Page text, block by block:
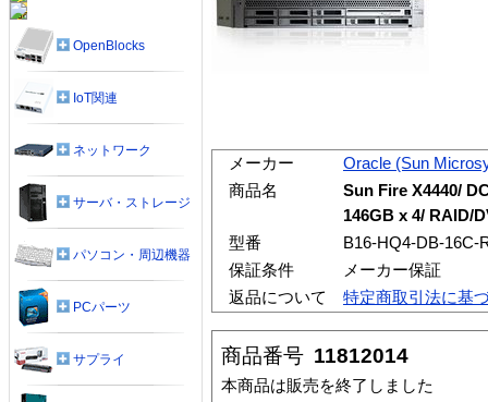
メーカー
Oracle (Sun
商品名
Sun Fire X4440/
146GB x 4/ RAID/
型番
B16-HQ4-DB-16C-
保証条件
メーカー保証
返品について
特定商取引法に基
商品番号 11812014
本商品は販売を終了しました
OpenBlocks
IoT関連
ネットワーク
サーバ・ストレージ
パソコン・周辺機器
PCパーツ
サプライ